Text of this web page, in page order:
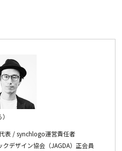
表 / synchlogo運営責任者
デザイン協会（JAGDA）正会員